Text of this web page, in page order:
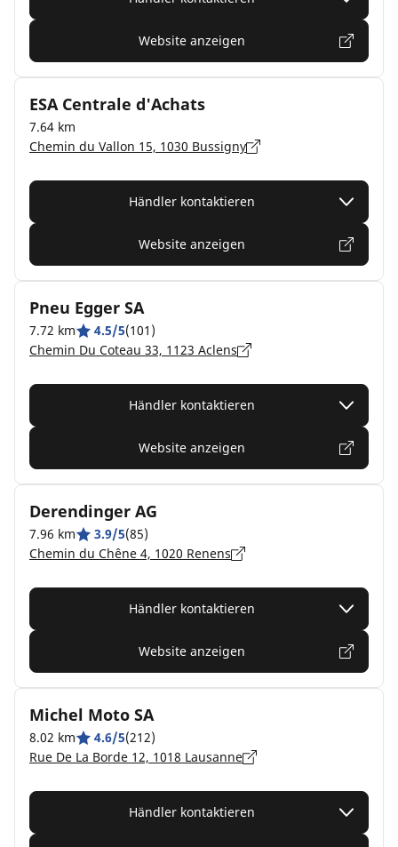
Website anzeigen
ESA Centrale d'Achats
7.64 km
Chemin du Vallon 15, 1030 Bussigny
Händler kontaktieren
Website anzeigen
Pneu Egger SA
7.72 km 4.5/5(101)
Chemin Du Coteau 33, 1123 Aclens
Händler kontaktieren
Website anzeigen
Derendinger AG
7.96 km 3.9/5(85)
Chemin du Chêne 4, 1020 Renens
Händler kontaktieren
Website anzeigen
Michel Moto SA
8.02 km 4.6/5(212)
Rue De La Borde 12, 1018 Lausanne
Händler kontaktieren